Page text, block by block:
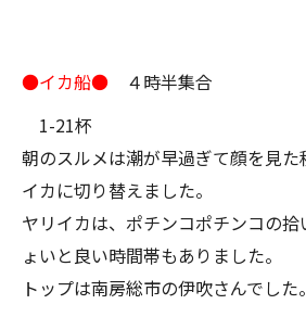
●イカ船●
４時半集合
1-21杯
朝のスルメは潮が早過ぎて顔を見た
イカに切り替えました。
ヤリイカは、ポチンコポチンコの
ょいと良い時間帯もありました。
トップは南房総市の伊吹さんでした。